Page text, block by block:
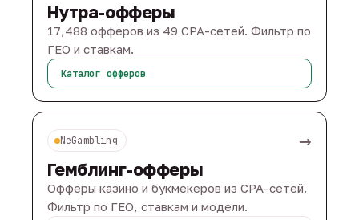
Нутра-офферы
17,488 офферов из 49 CPA-сетей. Фильтр по
ГЕО и ставкам.
Каталог офферов
NeGambling →
Гемблинг-офферы
Офферы казино и букмекеров из CPA-сетей.
Фильтр по ГЕО, ставкам и модели.